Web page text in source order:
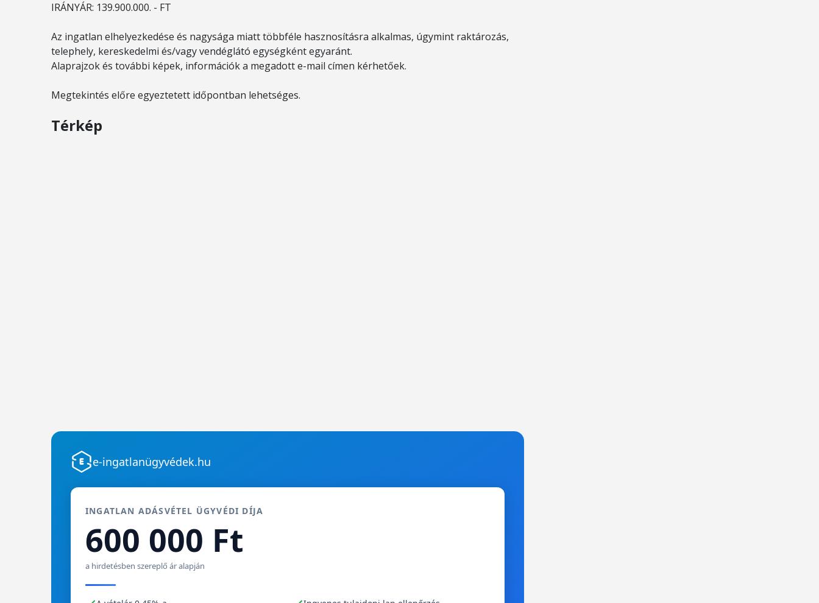
IRÁNYÁR: 139.900.000. - FT
Az ingatlan elhelyezkedése és nagysága miatt többféle hasznosításra alkalmas, úgymint raktározás,
telephely, kereskedelmi és/vagy vendéglátó egységként egyaránt.
Alaprajzok és további képek, információk a megadott e-mail címen kérhetőek.
Megtekintés előre egyeztetett időpontban lehetséges.
Térkép
e-ingatlanügyvédek.hu
INGATLAN ADÁSVÉTEL ÜGYVÉDI DÍJA
600 000 Ft
a hirdetésben szereplő ár alapján